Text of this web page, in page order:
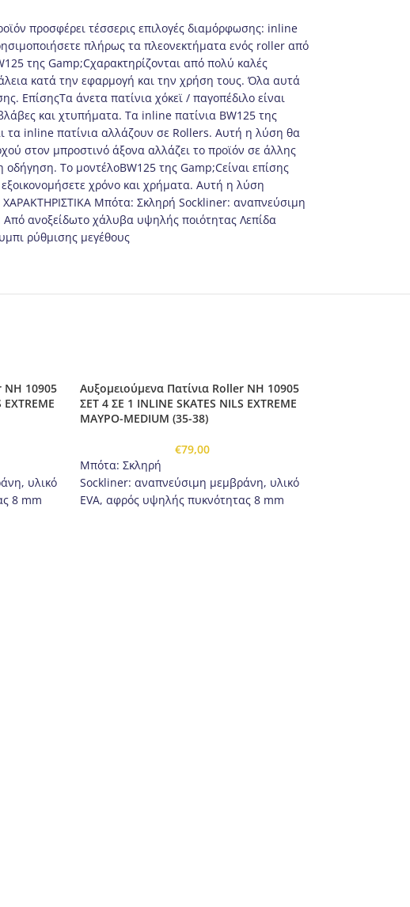
προσφέρει τέσσερις επιλογές διαμόρφωσης: inline
πλήρως τα πλεονεκτήματα ενός roller από
της Gamp;Cχαρακτηρίζονται από πολύ καλές
κατά την εφαρμογή και την χρήση τους. Όλα αυτά
ΕπίσηςΤα άνετα πατίνια χόκεϊ / παγοπέδιλο είναι
και χτυπήματα. Τα inline πατίνια BW125 της
τα inline πατίνια αλλάζουν σε Rollers. Αυτή η λύση θα
στον μπροστινό άξονα αλλάζει το προϊόν σε άλλης
Το μοντέλοBW125 της Gamp;Cείναι επίσης
χρόνο και χρήματα. Αυτή η λύση
ΧΑΡΑΚΤΗΡΙΣΤΙΚΑ Μπότα: Σκληρή Sockliner: αναπνεύσιμη
ανοξείδωτο χάλυβα υψηλής ποιότητας Λεπίδα
ρύθμισης μεγέθους
NH 10905
υλικό
8 mm
Αυξομειούμενα Πατίνια Roller NH 10905
ΣΕΤ 4 ΣΕ 1 INLINE SKATES NILS EXTREME
ΜΑΥΡΟ-MEDIUM (35-38)
€79,00
Μπότα: Σκληρή
Sockliner: αναπνεύσιμη μεμβράνη, υλικό
EVA, αφρός υψηλής πυκνότητας 8 mm